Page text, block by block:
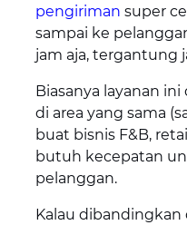
pengiriman super
sampai ke
jam aja, tergantung
Biasanya layanan
di area yang sama
buat bisnis F&B,
butuh kecepatan
pelanggan.
Kalau dibandingkan